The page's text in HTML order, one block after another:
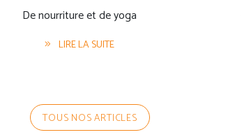
De nourriture et de yoga
LIRE LA SUITE
TOUS NOS ARTICLES